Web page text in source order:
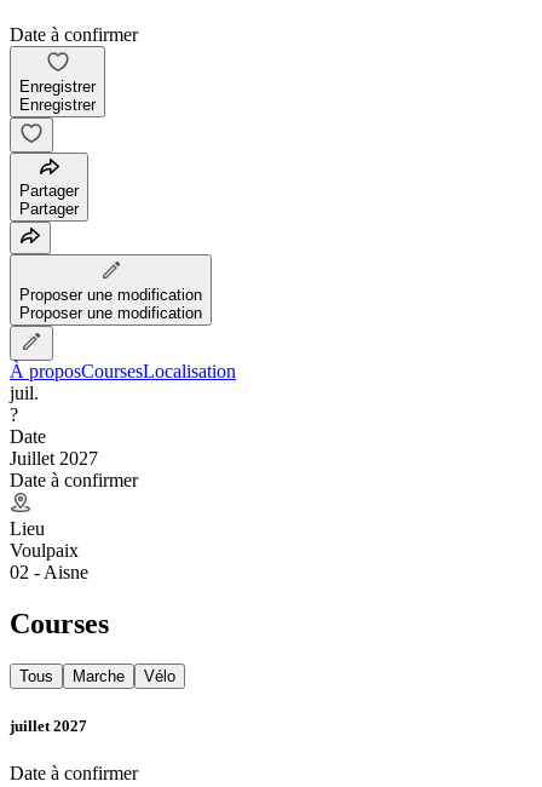
Date à confirmer
Enregistrer
Enregistrer
Partager
Partager
Proposer une modification
Proposer une modification
À proposCoursesLocalisation
juil.
?
Date
Juillet 2027
Date à confirmer
Lieu
Voulpaix
02 - Aisne
Courses
Tous Marche Vélo
juillet 2027
Date à confirmer